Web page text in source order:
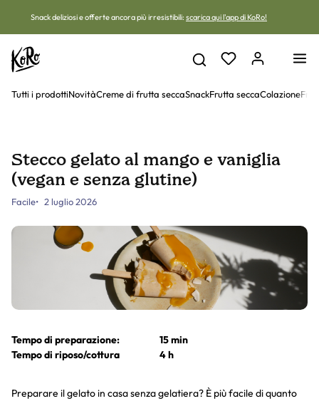
Snack deliziosi e offerte ancora più irresistibili: scarica qui l'app di KoRo!
Tutti i prodottiNovitàCreme di frutta seccaSnackFrutta seccaColazione
Stecco gelato al mango e vaniglia
(vegan e senza glutine)
Facile 2 luglio 2026
Tempo di preparazione:
15 min
Tempo di riposo/cottura
4 h
Preparare il gelato in casa senza gelatiera? È più facile di quanto